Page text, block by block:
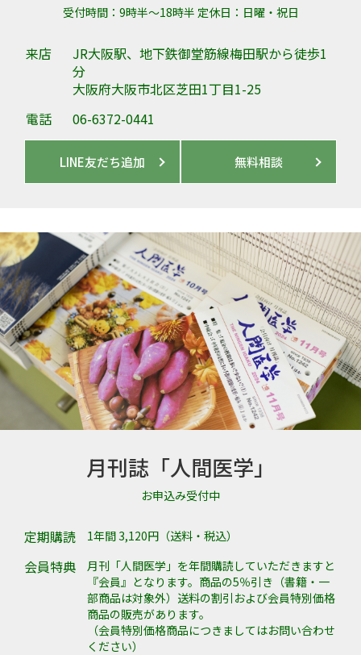
受付時間：9時半～18時半 定休日：日曜・祝日
来店
JR大阪駅、地下鉄御堂筋線梅田駅から徒歩1
分
大阪府大阪市北区芝田1丁目1-25
電話
06-6372-0441
LINE友だち追加 無料相談
月刊誌「人間医学」
お申込み受付中
定期購読 1年間 3,120円（送料・税込）
会員特典
月刊「人間医学」を年間購読していただきますと
『会員』となります。商品の5％引き（書籍・一
部商品は対象外）送料の割引および会員特別価格
商品の販売があります。
（会員特別価格商品につきましてはお問い合わせ
ください）